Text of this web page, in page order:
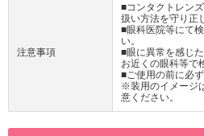
注意事項
■コンタクトレン
扱い方法を守り正
■眼科医院等にて
い。
■眼に異常を感じ
お近くの眼科等で
■ご使用の前に必
※装用のイメージ
意ください。